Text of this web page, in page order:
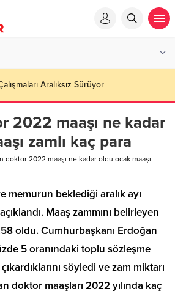
Geçiş Tercih ve Yerleştirme Kılavuzu
– Nefes Gazetesi – Kocaeli Haber
2022 maaşı ne kadar
zamlı kaç para
doktor 2022 maaşı ne kadar oldu ocak maaşı
memurun beklediği aralık ayı
Maaş zammını belirleyen
oldu. Cumhurbaşkanı Erdoğan
5 oranındaki toplu sözleşme
söyledi ve zam miktarı
doktor maaşları 2022 yılında kaç